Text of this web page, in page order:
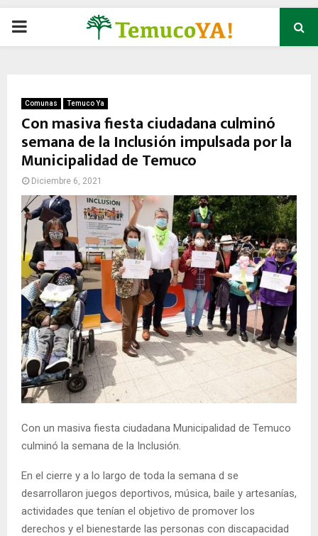
P
M
A
R
Y
M
E
N
Comunas Temuco Ya
Con masiva fiesta ciudadana culminó
semana de la Inclusión impulsada por la
Municipalidad de Temuco
Diciembre 6, 2021
Con un masiva fiesta ciudadana Municipalidad de Temuco
culminó la semana de la Inclusión.
En el cierre y a lo largo de toda la semana d se
desarrollaron juegos deportivos, música, baile y artesanías,
actividades que tenían el objetivo de promover los
derechos y el bienestarde las personas con discapacidad